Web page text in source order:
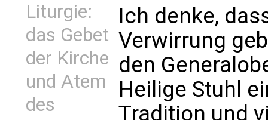
Liturgie:
das Gebet
der Kirche
und Atem
des
Ich denke,
Verwirrung
den
Heilige Stuhl
Tradition